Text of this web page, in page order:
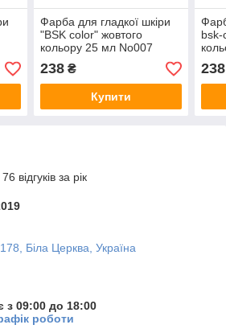
Фарба для гладкої шкіри
"BSK color" жовтого
кольору 25 мл No007
238₴
Купити
bsk-
238
відгуків за рік
Біла Церква, Україна
з 09:00 до 18:00
роботи